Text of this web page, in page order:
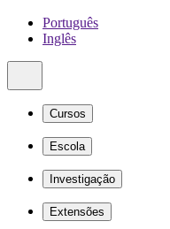
Português
Inglês
Cursos
Escola
Investigação
Extensões